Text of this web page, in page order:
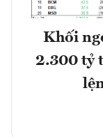
Khối
2.300 tỷ